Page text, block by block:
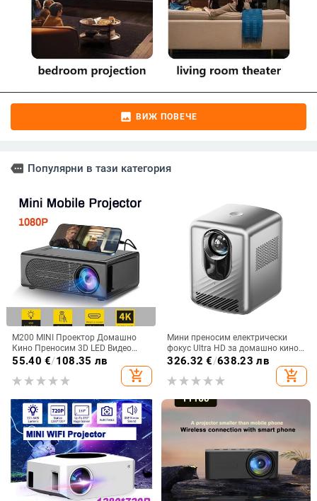
image ВИЖ ПОВЕЧЕ
more Популярни в тази категория
M200 MINI Проектор Домашно
Кино Преносим 3D LED Видео
Проектори Игра Лазерен
Прожектор 4K 1080P Чрез HD
Порт Smart TV BOX
55.40 €/108.35 лв
add_shopping_cart
Мини преносим електрически
фокус Ultra HD за домашно кино
4K проектор Проектор за
домашен екран за мобилен
телефон
326.32 €/638.23 лв
add_shopping_cart